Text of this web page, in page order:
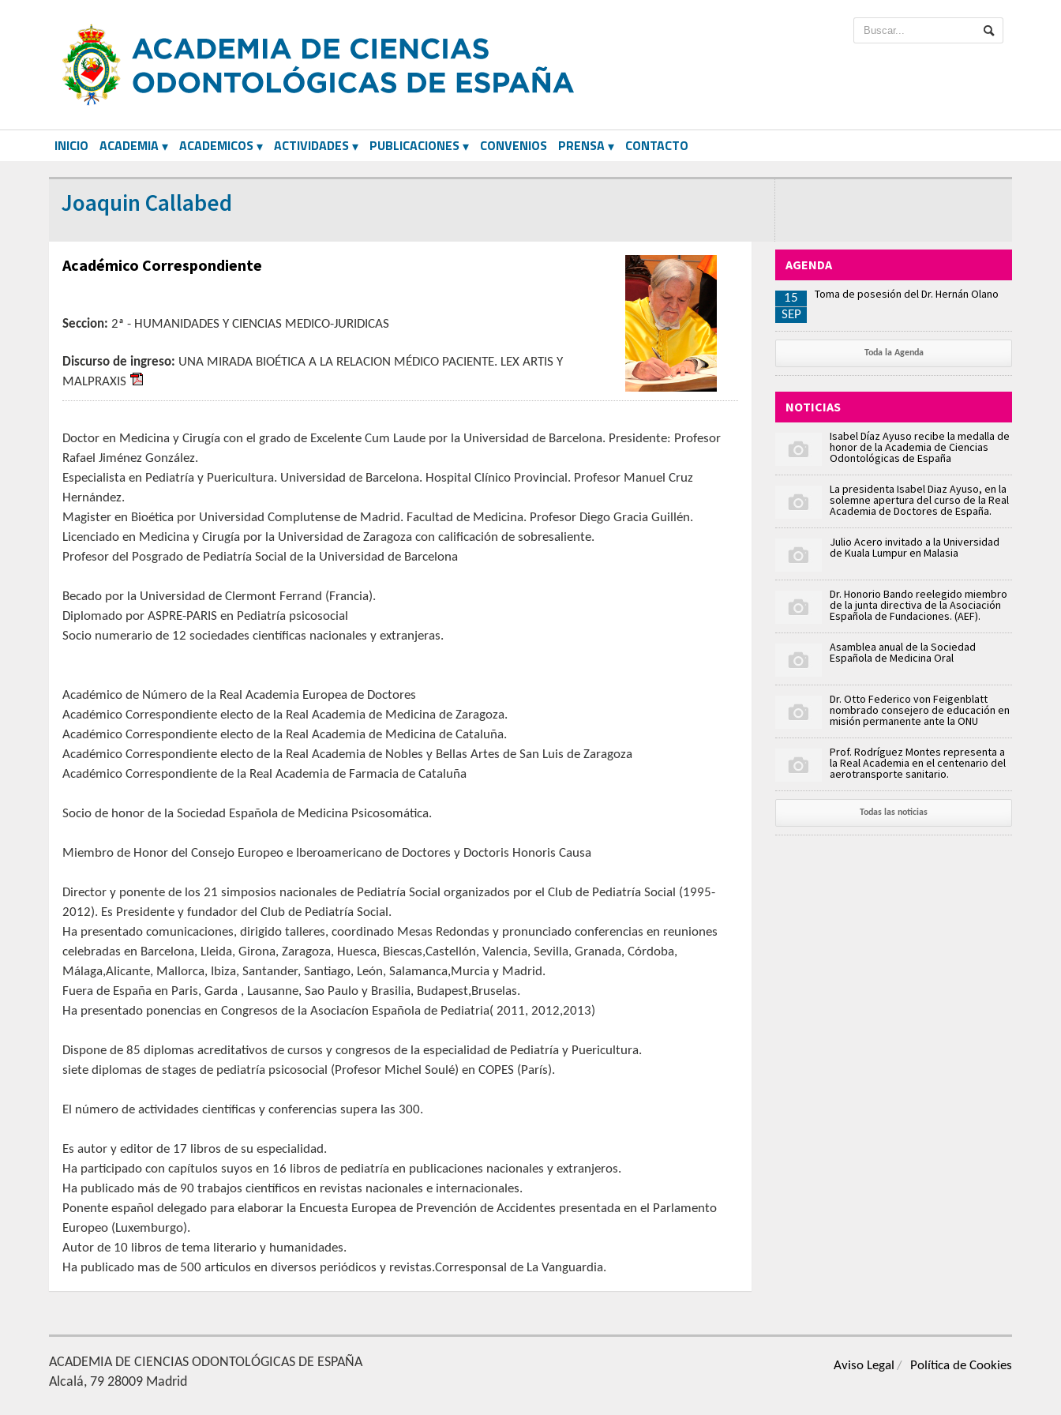
INICIO ACADEMIA ACADEMICOS ACTIVIDADES PUBLICACIONES CONVENIOS PRENSA CONTACTO
Joaquin Callabed
Académico Correspondiente
Seccion: 2ª - HUMANIDADES Y CIENCIAS MEDICO-JURIDICAS
Discurso de ingreso: UNA MIRADA BIOÉTICA A LA RELACION MÉDICO PACIENTE. LEX ARTIS Y
MALPRAXIS
Doctor en Medicina y Cirugía con el grado de Excelente Cum Laude por la Universidad de Barcelona. Presidente: Profesor
Rafael Jiménez González.
Especialista en Pediatría y Puericultura. Universidad de Barcelona. Hospital Clínico Provincial. Profesor Manuel Cruz
Hernández.
Magister en Bioética por Universidad Complutense de Madrid. Facultad de Medicina. Profesor Diego Gracia Guillén.
Licenciado en Medicina y Cirugía por la Universidad de Zaragoza con calificación de sobresaliente.
Profesor del Posgrado de Pediatría Social de la Universidad de Barcelona
Becado por la Universidad de Clermont Ferrand (Francia).
Diplomado por ASPRE-PARIS en Pediatría psicosocial
Socio numerario de 12 sociedades científicas nacionales y extranjeras.
Académico de Número de la Real Academia Europea de Doctores
Académico Correspondiente electo de la Real Academia de Medicina de Zaragoza.
Académico Correspondiente electo de la Real Academia de Medicina de Cataluña.
Académico Correspondiente electo de la Real Academia de Nobles y Bellas Artes de San Luis de Zaragoza
Académico Correspondiente de la Real Academia de Farmacia de Cataluña
Socio de honor de la Sociedad Española de Medicina Psicosomática.
Miembro de Honor del Consejo Europeo e Iberoamericano de Doctores y Doctoris Honoris Causa
Director y ponente de los 21 simposios nacionales de Pediatría Social organizados por el Club de Pediatría Social (1995-
2012). Es Presidente y fundador del Club de Pediatría Social.
Ha presentado comunicaciones, dirigido talleres, coordinado Mesas Redondas y pronunciado conferencias en reuniones
celebradas en Barcelona, Lleida, Girona, Zaragoza, Huesca, Biescas,Castellón, Valencia, Sevilla, Granada, Córdoba,
Málaga,Alicante, Mallorca, Ibiza, Santander, Santiago, León, Salamanca,Murcia y Madrid.
Fuera de España en Paris, Garda , Lausanne, Sao Paulo y Brasilia, Budapest,Bruselas.
Ha presentado ponencias en Congresos de la Asociacíon Española de Pediatria( 2011, 2012,2013)
Dispone de 85 diplomas acreditativos de cursos y congresos de la especialidad de Pediatría y Puericultura.
siete diplomas de stages de pediatría psicosocial (Profesor Michel Soulé) en COPES (París).
El número de actividades científicas y conferencias supera las 300.
Es autor y editor de 17 libros de su especialidad.
Ha participado con capítulos suyos en 16 libros de pediatría en publicaciones nacionales y extranjeros.
Ha publicado más de 90 trabajos científicos en revistas nacionales e internacionales.
Ponente español delegado para elaborar la Encuesta Europea de Prevención de Accidentes presentada en el Parlamento
Europeo (Luxemburgo).
Autor de 10 libros de tema literario y humanidades.
Ha publicado mas de 500 articulos en diversos periódicos y revistas.Corresponsal de La Vanguardia.
AGENDA
15
SEP
Toma de posesión del Dr. Hernán Olano
Toda la Agenda
NOTICIAS
Isabel Díaz Ayuso recibe la medalla de
honor de la Academia de Ciencias
Odontológicas de España
La presidenta Isabel Diaz Ayuso, en la
solemne apertura del curso de la Real
Academia de Doctores de España.
Julio Acero invitado a la Universidad
de Kuala Lumpur en Malasia
Dr. Honorio Bando reelegido miembro
de la junta directiva de la Asociación
Española de Fundaciones. (AEF).
Asamblea anual de la Sociedad
Española de Medicina Oral
Dr. Otto Federico von Feigenblatt
nombrado consejero de educación en
misión permanente ante la ONU
Prof. Rodríguez Montes representa a
la Real Academia en el centenario del
aerotransporte sanitario.
Todas las noticias
Aviso Legal Política de Cookies
ACADEMIA DE CIENCIAS ODONTOLÓGICAS DE ESPAÑA
Alcalá, 79 28009 Madrid